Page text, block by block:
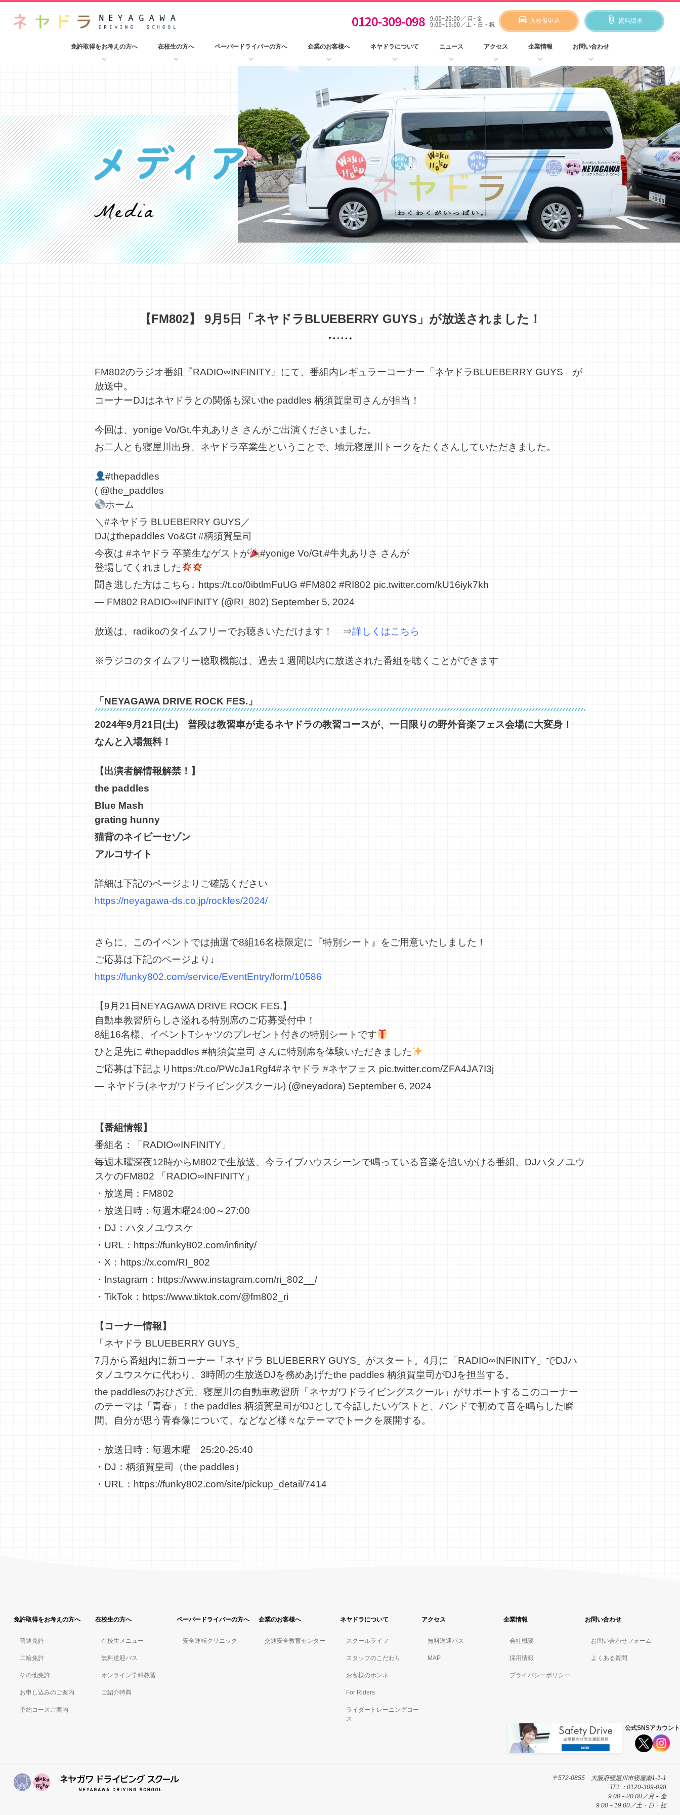
directions_car 入校仮申込 attach_file 資料請求
免許取得をお考えの方へ
keyboard_arrow_down
在校生の方へ
keyboard_arrow_down
ペーパードライバーの方へ
keyboard_arrow_down
企業のお客様へ
keyboard_arrow_down
ネヤドラについて
keyboard_arrow_down
ニュース
keyboard_arrow_down
アクセス
keyboard_arrow_down
企業情報
keyboard_arrow_down
お問い合わせ
keyboard_arrow_down
【FM802】 9月5日「ネヤドラBLUEBERRY GUYS」が放送されました！
FM802のラジオ番組『RADIO∞INFINITY』にて、番組内レギュラーコーナー「ネヤドラBLUEBERRY GUYS」が
放送中。
コーナーDJはネヤドラとの関係も深いthe paddles 柄須賀皇司さんが担当！
今回は、yonige Vo/Gt.牛丸ありさ さんがご出演くださいました。
お二人とも寝屋川出身、ネヤドラ卒業生ということで、地元寝屋川トークをたくさんしていただきました。
#thepaddles
( @the_paddles
ホーム
＼ #ネヤドラ BLUEBERRY GUYS／
DJはthepaddles Vo&Gt #柄須賀皇司
今夜は #ネヤドラ 卒業生なゲストが #yonige Vo/Gt.#牛丸ありさ さんが
登場してくれました
聞き逃した方はこちら↓ https://t.co/0ibtlmFuUG #FM802 #RI802 pic.twitter.com/kU16iyk7kh
— FM802 RADIO∞INFINITY (@RI_802)September 5, 2024
放送は、radikoのタイムフリーでお聴きいただけます！ ⇒詳しくはこちら
※ラジコのタイムフリー聴取機能は、過去１週間以内に放送された番組を聴くことができます
「NEYAGAWA DRIVE ROCK FES.」
2024年9月21日(土) 普段は教習車が走るネヤドラの教習コースが、一日限りの野外音楽フェス会場に大変身！
なんと入場無料！
【出演者解情報解禁！】
the paddles
Blue Mash
grating hunny
猫背のネイビーセゾン
アルコサイト
詳細は下記のページよりご確認ください
https://neyagawa-ds.co.jp/rockfes/2024/
さらに、このイベントでは抽選で8組16名様限定に『特別シート』をご用意いたしました！
ご応募は下記のページより↓
https://funky802.com/service/EventEntry/form/10586
【9月21日NEYAGAWA DRIVE ROCK FES.】
自動車教習所らしさ溢れる特別席のご応募受付中！
8組16名様、イベントTシャツのプレゼント付きの特別シートです
ひと足先に #thepaddles #柄須賀皇司 さんに特別席を体験いただきました
ご応募は下記より https://t.co/PWcJa1Rgf4#ネヤドラ #ネヤフェス pic.twitter.com/ZFA4JA7I3j
— ネヤドラ(ネヤガワドライビングスクール) (@neyadora) September 6, 2024
【番組情報】
番組名：「RADIO∞INFINITY」
毎週木曜深夜12時からM802で生放送、今ライブハウスシーンで鳴っている音楽を追いかける番組、DJハタノユウ
スケのFM802 「RADIO∞INFINITY」
・放送局：FM802
・放送日時：毎週木曜24:00～27:00
・DJ：ハタノユウスケ
・URL： https://funky802.com/infinity/
・X： https://x.com/RI_802
・Instagram： https://www.instagram.com/ri_802__/
・TikTok： https://www.tiktok.com/@fm802_ri
【コーナー情報】
「ネヤドラ BLUEBERRY GUYS」
7月から番組内に新コーナー「ネヤドラ BLUEBERRY GUYS」がスタート。4月に「RADIO∞INFINITY」でDJハ
タノユウスケに代わり、3時間の生放送DJを務めあげたthe paddles 柄須賀皇司がDJを担当する。
the paddlesのおひざ元、寝屋川の自動車教習所「ネヤガワドライビングスクール」がサポートするこのコーナー
のテーマは「青春」！the paddles 柄須賀皇司がDJとして今話したいゲストと、バンドで初めて音を鳴らした瞬
間、自分が思う青春像について、などなど様々なテーマでトークを展開する。
・放送日時：毎週木曜 25:20-25:40
・DJ：柄須賀皇司（the paddles）
・URL： https://funky802.com/site/pickup_detail/7414
公式SNSアカウント
免許取得をお考えの方へ
普通免許
二輪免許
その他免許
お申し込みのご案内
予約コースご案内
在校生の方へ
在校生メニュー
無料送迎バス
オンライン学科教習
ご紹介特典
ペーパードライバーの方へ
安全運転クリニック
企業のお客様へ
交通安全教育センター
ネヤドラについて
スクールライフ
スタッフのこだわり
お客様のホンネ
For Riders
ライダートレーニングコー
ス
アクセス
無料送迎バス
MAP
企業情報
会社概要
採用情報
プライバシーポリシー
お問い合わせ
お問い合わせフォーム
よくある質問
〒572-0855 大阪府寝屋川市寝屋南1-1-1
TEL：0120-309-098
9:00～20:00／月～金
9:00～19:00／土・日・祝